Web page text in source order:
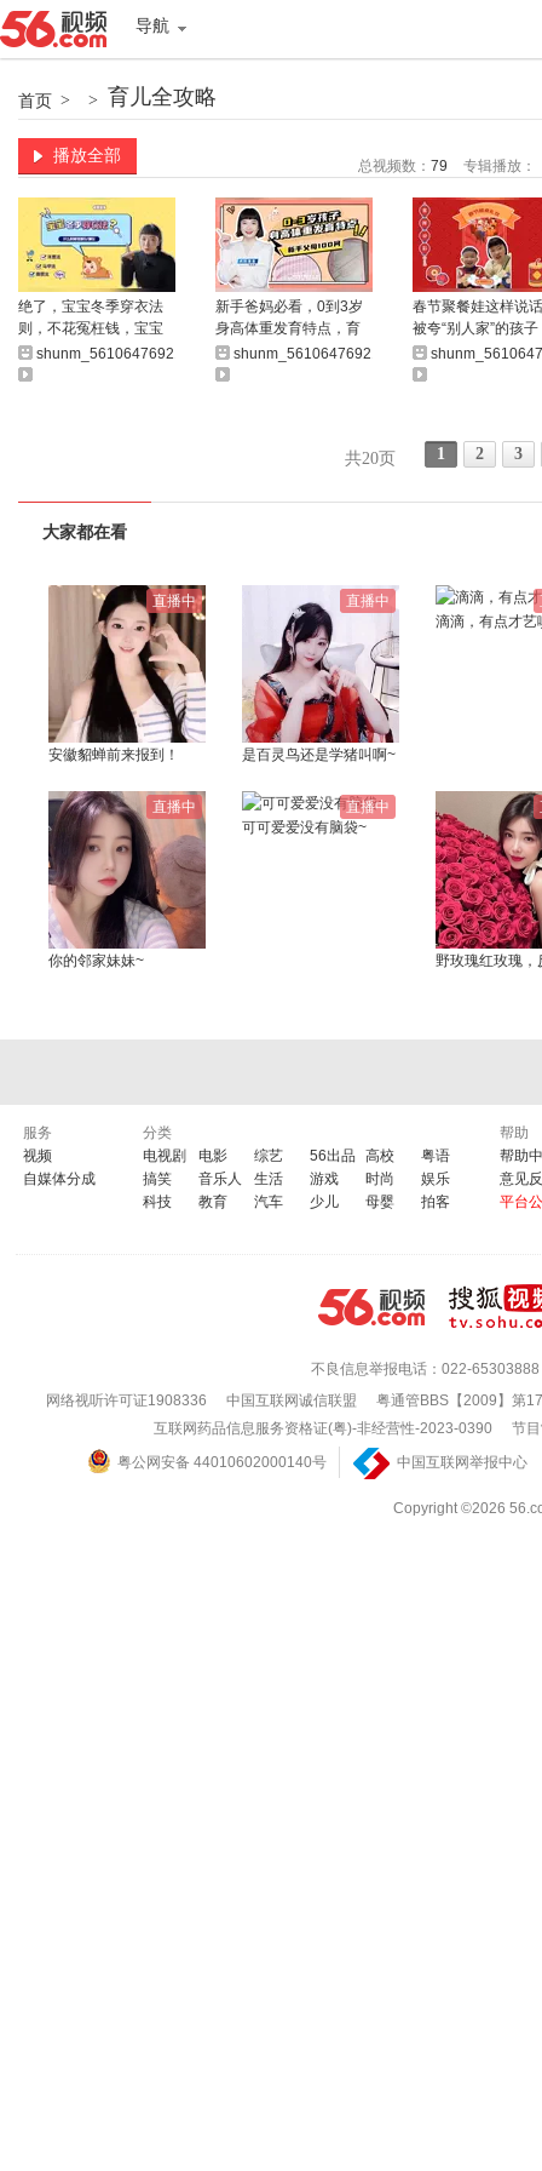
导航
首页 > > 育儿全攻略
播放全部
总视频数： 79 专辑播放：
绝了，宝宝冬季穿衣法
则，不花冤枉钱，宝宝
少生病
shunm_56106476921
新手爸妈必看，0到3岁
身高体重发育特点，育
婴师讲解生长发育曲线
shunm_56106476921
春节聚餐娃这样说
被夸“别人家”的孩
子会说话人见人夸
共20页 1 2 3
大家都在看
直播中
安徽貂蝉前来报到！
直播中
是百灵鸟还是学猪叫啊~
滴滴，有点才艺
直播中
你的邻家妹妹~
直播中
可可爱爱没有脑袋~
野玫瑰红玫瑰，
服务
视频
自媒体分成
分类
电视剧
电影 综艺 56出品 高校
粤语
搞笑
音乐人 生活 游戏 时尚
娱乐
科技
教育 汽车 少儿 母婴 拍客
帮助
帮助
意见
平台
不良信息举报电话：022-65303888
网络视听许可证1908336
中国互联网诚信联盟
粤通管BBS【2009】第
互联网药品信息服务资格证(粤)-非经营性-2023-0390
节
粤公网安备 44010602000140号
中国互联网举报中心
Copyright ©2026